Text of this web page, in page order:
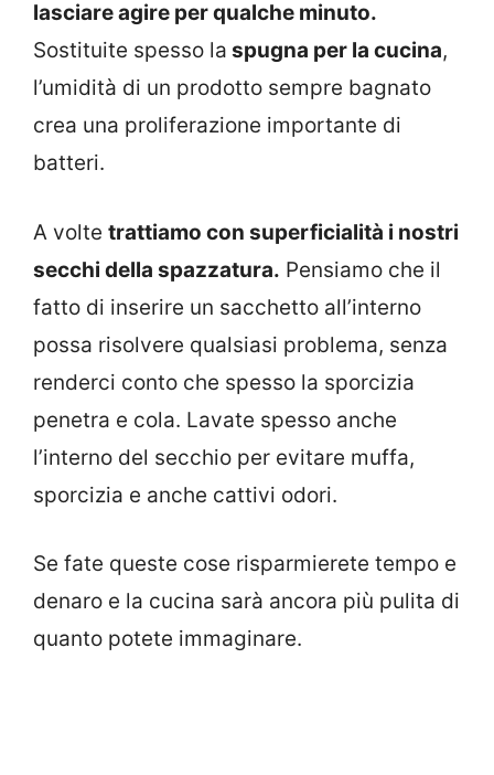
lasciare agire per qualche minuto.
Sostituite spesso la spugna per la cucina,
l’umidità di un prodotto sempre bagnato
crea una proliferazione importante di
batteri.
A volte trattiamo con superficialità i nostri
secchi della spazzatura. Pensiamo che il
fatto di inserire un sacchetto all’interno
possa risolvere qualsiasi problema, senza
renderci conto che spesso la sporcizia
penetra e cola. Lavate spesso anche
l’interno del secchio per evitare muffa,
sporcizia e anche cattivi odori.
Se fate queste cose risparmierete tempo e
denaro e la cucina sarà ancora più pulita di
quanto potete immaginare.